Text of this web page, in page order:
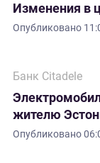
Изменения в
Опубликовано
Банк Citadele
жителю
Опубликовано